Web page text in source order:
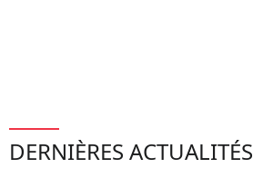
DERNIÈRES ACTUALITÉS